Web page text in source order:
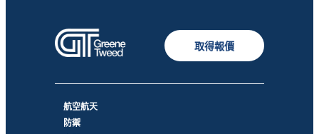
取得報價
航空航天
防禦